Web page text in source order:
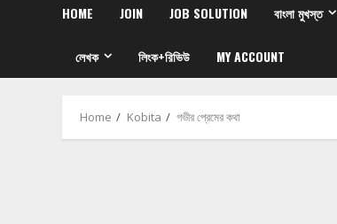
HOME JOIN JOB SOLUTION বাংলা মুখস্ত
লেখক লিংক+রিভিউ MY ACCOUNT
Home Kobita গভীর প্রেমের কথা